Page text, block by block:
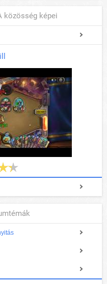
közösség képei